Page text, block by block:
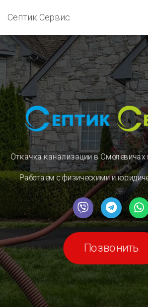
Септик Сервис
Откачка канализации в Смолевичах
Работаем с физическими и
Позвонить